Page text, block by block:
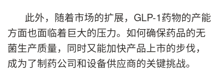
此外，随着市场的扩展，GLP-1药物的产能
方面也面临着巨大的压力。如何确保药品的无
菌生产质量，同时又能加快产品上市的步伐，
成为了制药公司和设备供应商的关键挑战。